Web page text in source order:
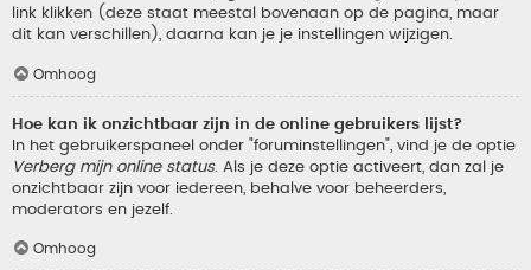
link klikken (deze staat meestal bovenaan op de pagina, maar
dit kan verschillen), daarna kan je je instellingen wijzigen.
Omhoog
Hoe kan ik onzichtbaar zijn in de online gebruikers lijst?
In het gebruikerspaneel onder "foruminstellingen", vind je de optie
Verberg mijn online status. Als je deze optie activeert, dan zal je
onzichtbaar zijn voor iedereen, behalve voor beheerders,
moderators en jezelf.
Omhoog